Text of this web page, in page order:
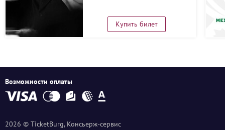
Купить билет
Возможности оплаты
2026 © TicketBurg, Консьерж-сервис